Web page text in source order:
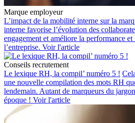
Marque employeur
L’impact de la mobilité interne sur la
interne favorise l’évolution des
engagement et améliore la performance
l’entreprise. Voir l'article
Conseils recrutement
Le lexique RH, la compil’ numéro 5 !
une nouvelle compilation des mots RH
lendemain. Autant de marqueurs du
époque ! Voir l'article